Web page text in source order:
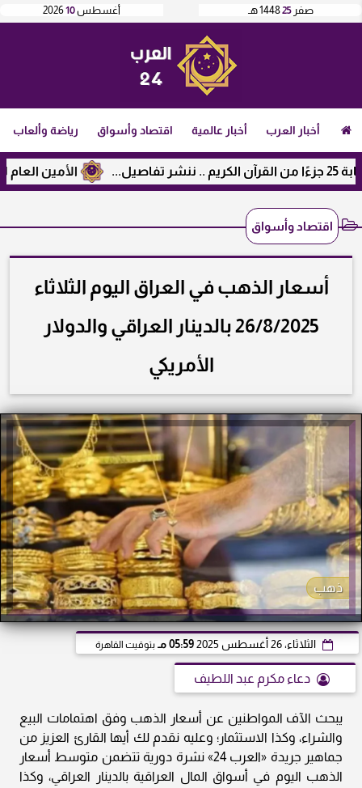
أغسطس10
2026 صفر 251448 هـ
أخبار العرب أخبار عالمية اقتصاد وأسواق رياضة وألعاب
الأمين العام لرابطة
اقتصاد وأسواق
أسعار الذهب في العراق اليوم الثلاثاء
26/8/2025 بالدينار العراقي والدولار
الأمريكي
ذهب
الثلاثاء، 26 أغسطس 2025 05:59 مـ بتوقيت القاهرة
دعاء مكرم عبد اللطيف
يبحث الآف المواطنين عن أسعار الذهب وفق اهتمامات البيع
والشراء، وكذا الاستثمار؛ وعليه نقدم لك أيها القارئ العزيز من
جماهير جريدة «العرب 24» نشرة دورية تتضمن متوسط أسعار
الذهب اليوم في أسواق المال العراقية بالدينار العراقي، وكذا